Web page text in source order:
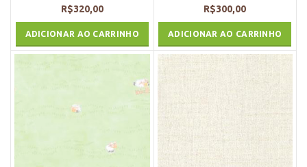
R$320,00
ADICIONAR AO CARRINHO
R$300,00
ADICIONAR AO CARRINHO